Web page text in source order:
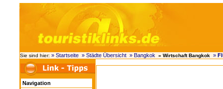
Sie sind hier: » Startseite » Städte Übersicht » Bangkok » Wirtschaft Bangkok »
Navigation